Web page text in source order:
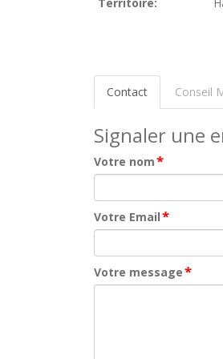
Territoire:
Contact Conseil
Signaler une
Votre nom*
Votre Email*
Votre message*